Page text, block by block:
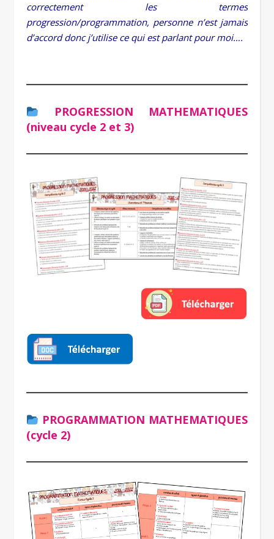
correctement les termes
progression/programmation, personne n’est jamais
d’accord donc j’utilise ce qui est parlant pour moi….
PROGRESSION MATHEMATIQUES
(niveau cycle 2 et 3)
PROGRAMMATION MATHEMATIQUES
(cycle 2)